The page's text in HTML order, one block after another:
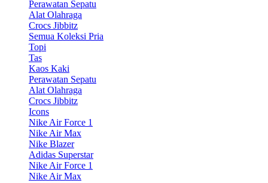
Perawatan Sepatu
Alat Olahraga
Crocs Jibbitz
Semua Koleksi Pria
Topi
Tas
Kaos Kaki
Perawatan Sepatu
Alat Olahraga
Crocs Jibbitz
Icons
Nike Air Force 1
Nike Air Max
Nike Blazer
Adidas Superstar
Nike Air Force 1
Nike Air Max